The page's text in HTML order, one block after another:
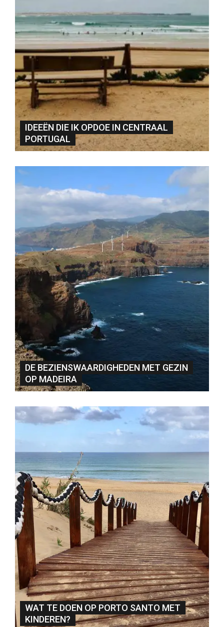
IDEEËN DIE IK OPDOE IN CENTRAAL
PORTUGAL
DE BEZIENSWAARDIGHEDEN MET GEZIN
OP MADEIRA
WAT TE DOEN OP PORTO SANTO MET
KINDEREN?